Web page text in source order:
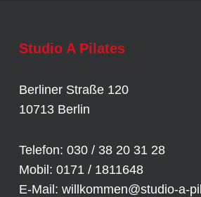
Studio A Pilates
Berliner Straße 120
10713 Berlin
Telefon: 030 / 38 20 31 28
Mobil: 0171 / 1811648
E-Mail: willkommen@studio-a-